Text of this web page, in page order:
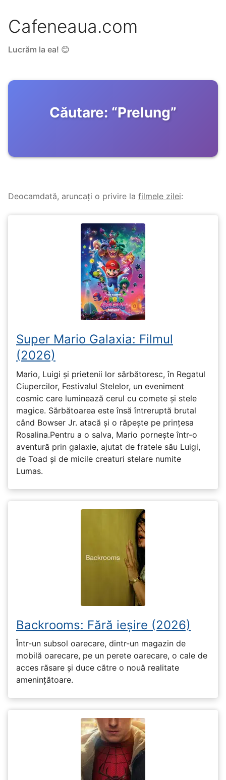
Cafeneaua.com
Lucrăm la ea! 😊
Căutare: “Prelung”
Deocamdată, aruncați o privire la filmele zilei:
Super Mario Galaxia: Filmul
(2026)
Mario, Luigi și prietenii lor sărbătoresc, în Regatul
Ciupercilor, Festivalul Stelelor, un eveniment
cosmic care luminează cerul cu comete și stele
magice. Sărbătoarea este însă întreruptă brutal
când Bowser Jr. atacă și o răpește pe prinţesa
Rosalina.Pentru a o salva, Mario pornește într-o
aventură prin galaxie, ajutat de fratele său Luigi,
de Toad și de micile creaturi stelare numite
Lumas.
Backrooms: Fără ieșire (2026)
Într-un subsol oarecare, dintr-un magazin de
mobilă oarecare, pe un perete oarecare, o cale de
acces răsare și duce către o nouă realitate
amenințătoare.